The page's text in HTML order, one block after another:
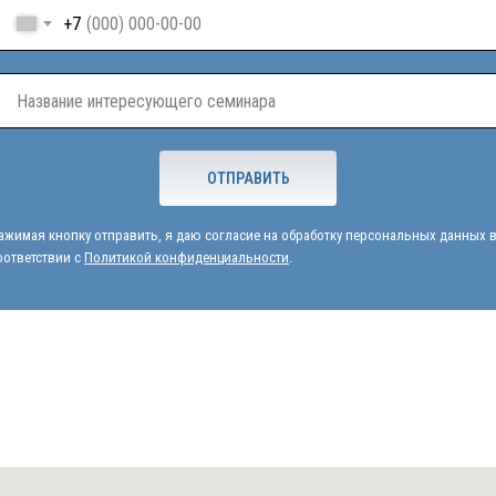
+7
ОТПРАВИТЬ
кнопку отправить, я даю согласие на обработку персональных данных в
с Политикой конфиденциальности.